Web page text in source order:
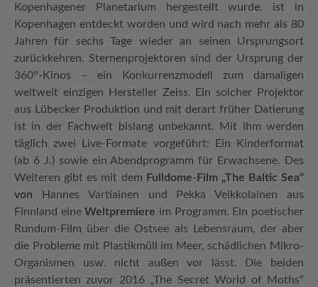
Kopenhagener Planetarium hergestellt wurde, ist in
Kopenhagen entdeckt worden und wird nach mehr als 80
Jahren für sechs Tage wieder an seinen Ursprungsort
zurückkehren. Sternenprojektoren sind der Ursprung der
360°-Kinos – ein Konkurrenzmodell zum damaligen
weltweit einzigen Hersteller Zeiss. Ein solcher Projektor
aus Lübecker Produktion und mit derart früher Datierung
ist in der Fachwelt bislang unbekannt. Mit ihm werden
täglich zwei Live-Formate vorgeführt: Ein Kinderformat
(ab 6 J.) sowie ein Abendprogramm für Erwachsene. Des
Weiteren gibt es mit dem Fulldome-Film „The Baltic Sea“
von
Hannes Vartiainen und Pekka Veikkolainen aus
Finnland eineWeltpremiere im Programm. Ein poetischer
Rundum-Film über die Ostsee als Lebensraum, der aber
die Probleme mit Plastikmüll im Meer, schädlichen Mikro-
Organismen usw. nicht außen vor lässt. Die beiden
präsentierten zuvor 2016 „The Secret World of Moths“